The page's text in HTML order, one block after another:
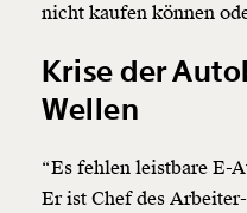
nicht kaufen können
Krise der
Wellen
“Es fehlen leistbare E-
Er ist Chef des